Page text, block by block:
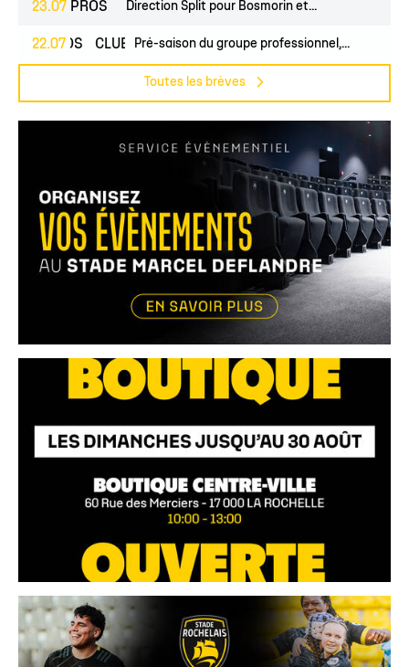
23.07 PROS Direction Split pour Bosmorin et...
22.07
PROS CLUB Pré-saison du groupe professionnel,...
Toutes les brèves